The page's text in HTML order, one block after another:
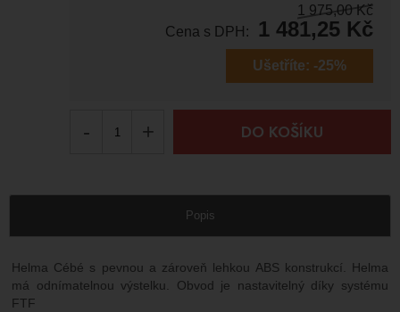
1 975,00 Kč
Cena s DPH:
1 481,25 Kč
Ušetříte: -25%
- + DO KOŠÍKU
Popis
Helma Cébé s pevnou a zároveň lehkou ABS konstrukcí. Helma
má odnímatelnou výstelku. Obvod je nastavitelný díky systému
FTF